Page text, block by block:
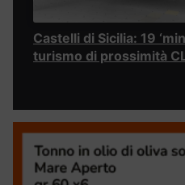
Castelli di Sicilia: 19
turismo di prossimità